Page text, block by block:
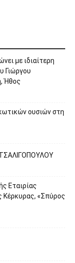
με ιδιαίτερη
Γιώργου
Ήθος
ουσιών στη
Εταιρίας
Κέρκυρας, «Σπύρος